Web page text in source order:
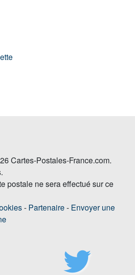
Cartes-Postales-France.com.
postale ne sera effectué sur ce
- Partenaire- Envoyer une